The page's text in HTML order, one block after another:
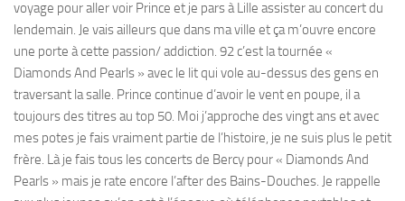
voyage pour aller voir Prince et je pars à Lille assister au concert du
lendemain. Je vais ailleurs que dans ma ville et ça m’ouvre encore
une porte à cette passion/ addiction. 92 c’est la tournée «
Diamonds And Pearls » avec le lit qui vole au-dessus des gens en
traversant la salle. Prince continue d’avoir le vent en poupe, il a
toujours des titres au top 50. Moi j’approche des vingt ans et avec
mes potes je fais vraiment partie de l’histoire, je ne suis plus le petit
frère. Là je fais tous les concerts de Bercy pour « Diamonds And
Pearls » mais je rate encore l’after des Bains-Douches. Je rappelle